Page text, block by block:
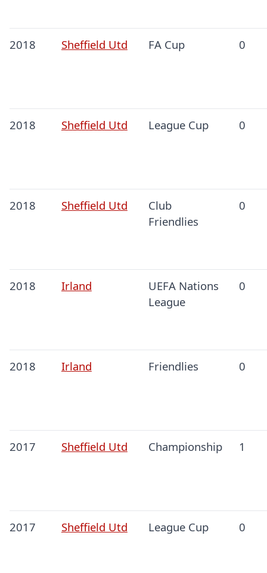
2018 Sheffield Utd FA Cup 0
2018 Sheffield Utd League Cup 0
2018 Sheffield Utd
Club
Friendlies
0
2018 Irland
UEFA Nations
League
0
2018 Irland Friendlies 0
2017 Sheffield Utd Championship 1
2017 Sheffield Utd League Cup 0